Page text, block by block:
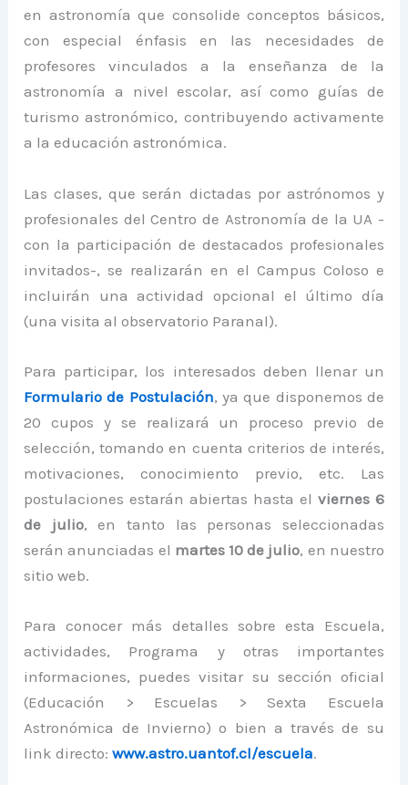
en astronomía que consolide conceptos básicos,
con especial énfasis en las necesidades de
profesores vinculados a la enseñanza de la
astronomía a nivel escolar, así como guías de
turismo astronómico, contribuyendo activamente
a la educación astronómica.
Las clases, que serán dictadas por astrónomos y
profesionales del Centro de Astronomía de la UA -
con la participación de destacados profesionales
invitados-, se realizarán en el Campus Coloso e
incluirán una actividad opcional el último día
(una visita al observatorio Paranal).
Para participar, los interesados deben llenar un
Formulario de Postulación, ya que disponemos de
20 cupos y se realizará un proceso previo de
selección, tomando en cuenta criterios de interés,
motivaciones, conocimiento previo, etc. Las
postulaciones estarán abiertas hasta el viernes 6
de julio, en tanto las personas seleccionadas
serán anunciadas el martes 10 de julio, en nuestro
sitio web.
Para conocer más detalles sobre esta Escuela,
actividades, Programa y otras importantes
informaciones, puedes visitar su sección oficial
(Educación > Escuelas > Sexta Escuela
Astronómica de Invierno) o bien a través de su
link directo:www.astro.uantof.cl/escuela.